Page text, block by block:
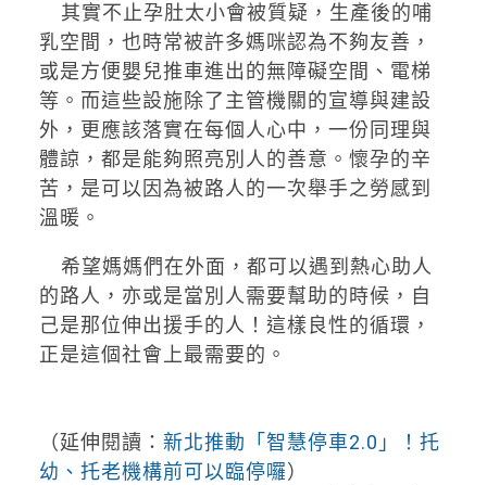
其實不止孕肚太小會被質疑，生產後的哺
乳空間，也時常被許多媽咪認為不夠友善，
或是方便嬰兒推車進出的無障礙空間、電梯
等。而這些設施除了主管機關的宣導與建設
外，更應該落實在每個人心中，一份同理與
體諒，都是能夠照亮別人的善意。懷孕的辛
苦，是可以因為被路人的一次舉手之勞感到
溫暖。
希望媽媽們在外面，都可以遇到熱心助人
的路人，亦或是當別人需要幫助的時候，自
己是那位伸出援手的人！這樣良性的循環，
正是這個社會上最需要的。
（延伸閱讀： 新北推動「智慧停車2.0」！托
幼、托老機構前可以臨停囉）